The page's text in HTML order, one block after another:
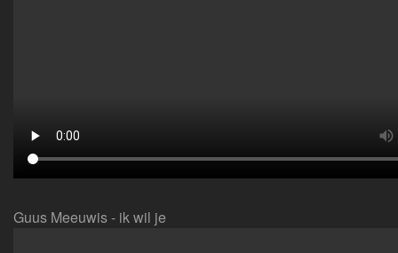
Guus Meeuwis - ik wil je